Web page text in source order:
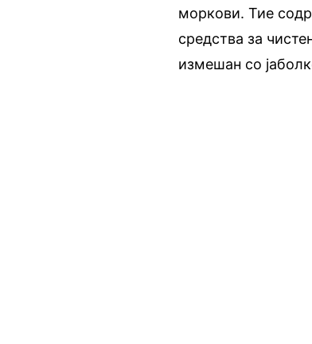
моркови. Тие
средства за
измешан со